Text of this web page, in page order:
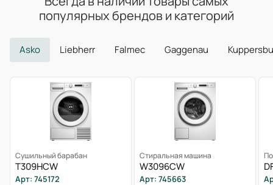
популярных брендов и категорий
Asko Liebherr Falmec Gaggenau
Сушильный барабан
T309HCW
Арт: 745172
Стиральная машина
W3096CW
Арт: 745663